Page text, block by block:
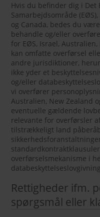
Hvis du befinder dig i
Samarbejdsområde
og Canada, bedes du
behandle og/eller
for EØS, Israel,
kan omfatte overførsel
andre jurisdiktioner,
ikke yder et
og/eller
vi overfører
Australien, New Zealand
eventuelle gældende
relevante for overførsler
tilstrækkeligt land
overførselsmekanisme i
Rettigheder ifm.
spørgsmål eller